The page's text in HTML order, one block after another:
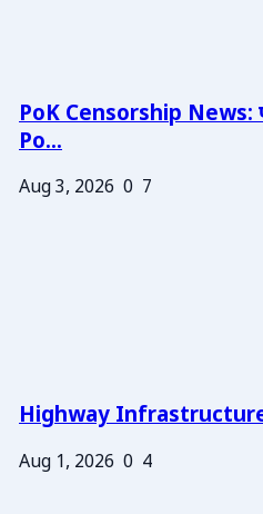
PoK Censorship News:
Po...
Aug 3, 2026 0 7
Highway Infrastructure
Aug 1, 2026 0 4